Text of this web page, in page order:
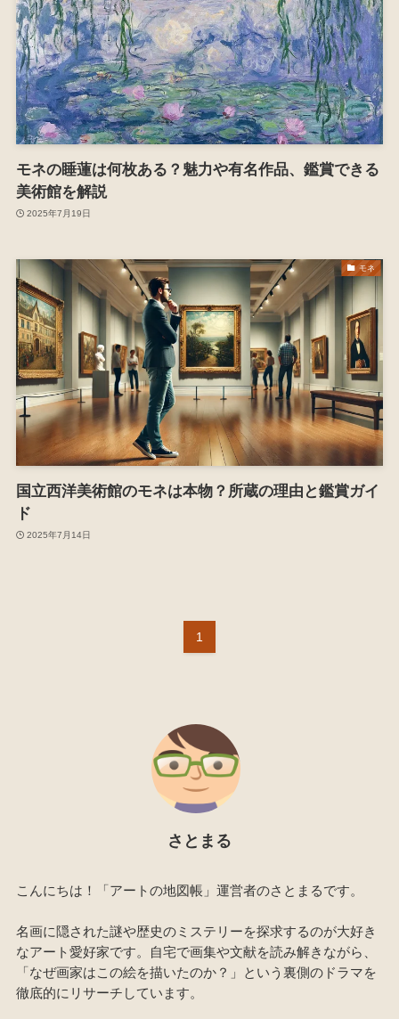
モネの睡蓮は何枚ある？魅力や有名作品、鑑賞できる
美術館を解説
2025年7月19日
モネ
国立西洋美術館のモネは本物？所蔵の理由と鑑賞ガイ
ド
2025年7月14日
1
さとまる
こんにちは！「アートの地図帳」運営者のさとまるです。
名画に隠された謎や歴史のミステリーを探求するのが大好き
なアート愛好家です。自宅で画集や文献を読み解きながら、
「なぜ画家はこの絵を描いたのか？」という裏側のドラマを
徹底的にリサーチしています。